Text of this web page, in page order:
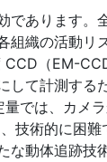
であります。
織の活動リ
（EM-
て計測する
では、カメ
技術的に困難
な動体追跡技